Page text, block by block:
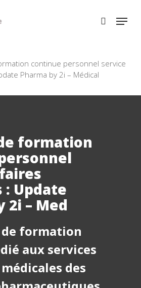
continue personnel service
Pharma by 2i – Médical
formation
: Update
2i – Med
de formation
aux services
des